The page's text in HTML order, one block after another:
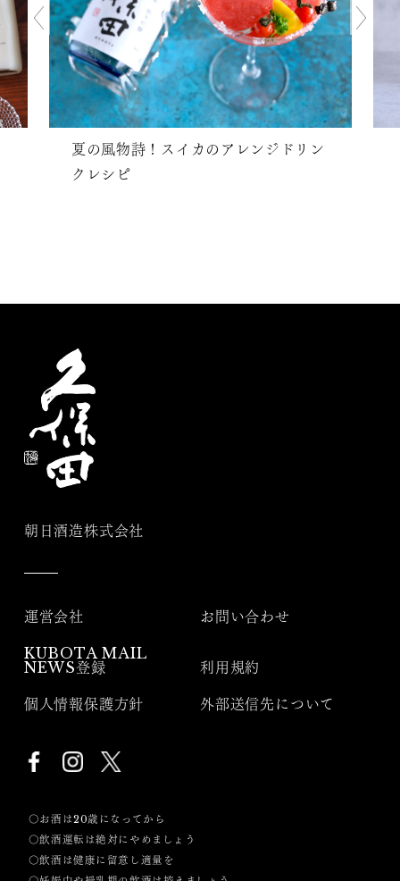
夏の風物詩！スイカのアレンジドリン
クレシピ
朝日酒造株式会社
運営会社 お問い合わせ
KUBOTA MAIL
NEWS登録
利用規約
個人情報保護方針 外部送信先について
〇お酒は20歳になってから
〇飲酒運転は絶対にやめましょう
〇飲酒は健康に留意し適量を